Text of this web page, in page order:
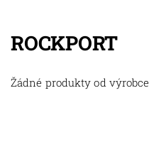
ROCKPORT
Žádné produkty od výrobce